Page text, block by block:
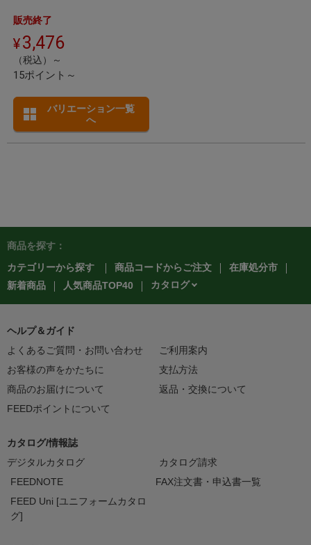
販売終了
3,476
（税込）～
15ポイント～
バリエーション一覧
へ
商品を探す：
カテゴリーから探す
商品コードからご注文
在庫処分市
新着商品
人気商品TOP40 カタログ
ヘルプ＆ガイド
よくあるご質問・お問い合わせ
ご利用案内
お客様の声をかたちに
支払方法
商品のお届けについて
返品・交換について
FEEDポイントについて
カタログ/情報誌
デジタルカタログ
カタログ請求
FEEDNOTE
FAX注文書・申込書一覧
FEED Uni [ユニフォームカタロ
グ]